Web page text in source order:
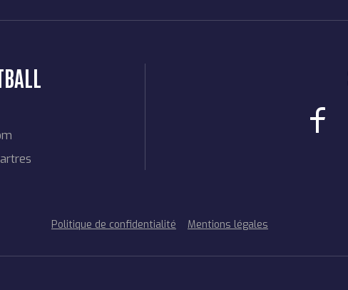
Politique de confidentialité Mentions légales